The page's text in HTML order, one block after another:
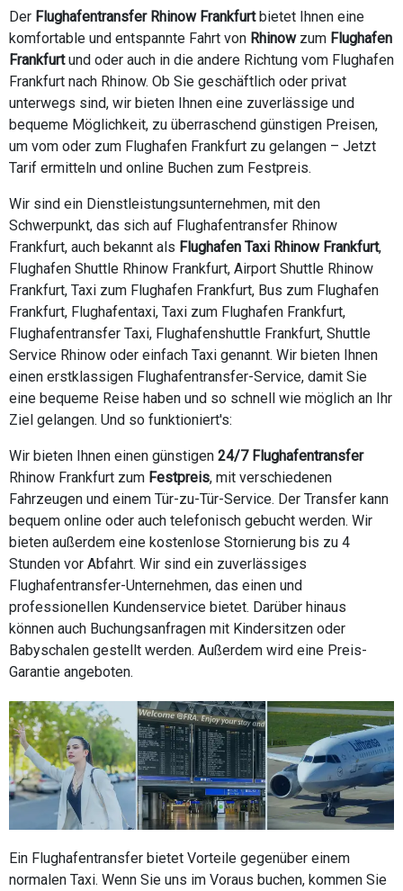
Der Flughafentransfer Rhinow Frankfurtbietet Ihnen eine
komfortable und entspannte Fahrt von Rhinowzum Flughafen
Frankfurtund oder auch in die andere Richtung vom Flughafen
Frankfurt nach Rhinow. Ob Sie geschäftlich oder privat
unterwegs sind, wir bieten Ihnen eine zuverlässige und
bequeme Möglichkeit, zu überraschend günstigen Preisen,
um vom oder zum Flughafen Frankfurt zu gelangen – Jetzt
Tarif ermitteln und online Buchen zum Festpreis.
Wir sind ein Dienstleistungsunternehmen, mit den
Schwerpunkt, das sich auf Flughafentransfer Rhinow
Frankfurt, auch bekannt als Flughafen Taxi Rhinow Frankfurt,
Flughafen Shuttle Rhinow Frankfurt, Airport Shuttle Rhinow
Frankfurt, Taxi zum Flughafen Frankfurt, Bus zum Flughafen
Frankfurt, Flughafentaxi, Taxi zum Flughafen Frankfurt,
Flughafentransfer Taxi, Flughafenshuttle Frankfurt, Shuttle
Service Rhinow oder einfach Taxi genannt. Wir bieten Ihnen
einen erstklassigen Flughafentransfer-Service, damit Sie
eine bequeme Reise haben und so schnell wie möglich an Ihr
Ziel gelangen. Und so funktioniert's:
Wir bieten Ihnen einen günstigen 24/7 Flughafentransfer
Rhinow Frankfurt zum Festpreis, mit verschiedenen
Fahrzeugen und einem Tür-zu-Tür-Service. Der Transfer kann
bequem online oder auch telefonisch gebucht werden. Wir
bieten außerdem eine kostenlose Stornierung bis zu 4
Stunden vor Abfahrt. Wir sind ein zuverlässiges
Flughafentransfer-Unternehmen, das einen und
professionellen Kundenservice bietet. Darüber hinaus
können auch Buchungsanfragen mit Kindersitzen oder
Babyschalen gestellt werden. Außerdem wird eine Preis-
Garantie angeboten.
Ein Flughafentransfer bietet Vorteile gegenüber einem
normalen Taxi. Wenn Sie uns im Voraus buchen, kommen Sie